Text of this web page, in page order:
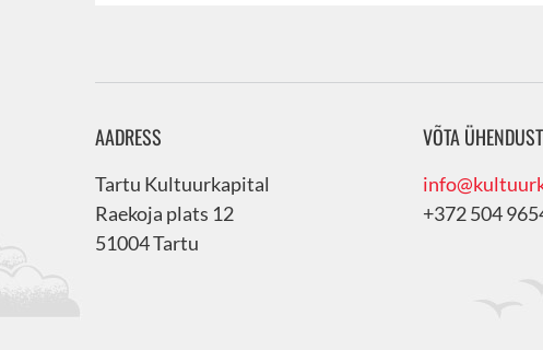
AADRESS
Tartu Kultuurkapital
Raekoja plats 12
51004 Tartu
VÕTA ÜHENDUST
+372 504